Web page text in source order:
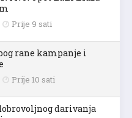
Prije 9 sati
rane kampanje i
Prije 10 sati
darivanja